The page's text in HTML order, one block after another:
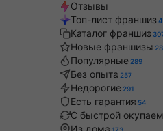
Отзывы
Топ-лист франшиз
Каталог франшиз
Новые франшизы
Популярные 289
Без опыта 257
Недорогие 291
Есть гарантия 54
С быстрой
Из дома